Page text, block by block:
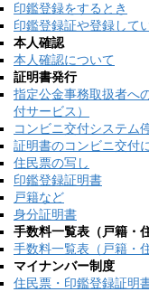
印鑑登録をするとき
印鑑登録証や登録して
本人確認
本人確認について
証明書発行
指定公金事務取扱者へ
付サービス）
コンビニ交付システム
証明書のコンビニ交付
住民票の写し
印鑑登録証明書
戸籍など
身分証明書
手数料一覧表（戸籍・
手数料一覧表（戸籍・
マイナンバー制度
住民票・印鑑登録証明